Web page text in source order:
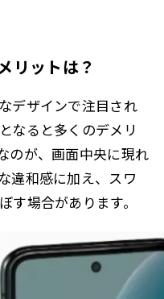
リットは？
デザインで注目され
なると多くのデメリ
のが、画面中央に現れ
違和感に加え、スワ
す場合があります。